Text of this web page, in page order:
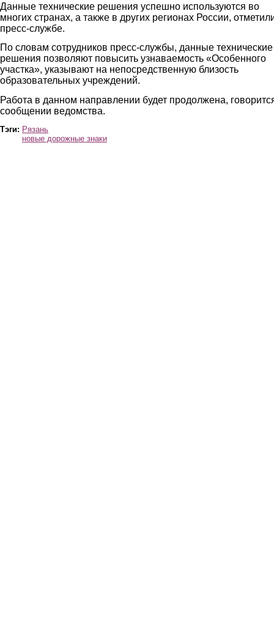
Данные технические решения успешно используются во
многих странах, а также в других регионах России,
пресс-службе.
По словам сотрудников пресс-службы, данные технические
решения позволяют повысить узнаваемость «Особенного
участка», указывают на непосредственную близость
образовательных учреждений.
Работа в данном направлении будет продолжена,
сообщении ведомства.
Тэги: Рязань
новые дорожные знаки